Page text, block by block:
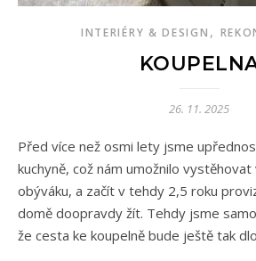
INTERIÉRY & DESIGN ,
26. 11. 2025
Před více než osmi lety jsme
kuchyně, což nám umožnilo
obýváku, a začít v tehdy 2,5 roku
domě doopravdy žít. Tehdy jsme
že cesta ke koupelně bude ještě tak